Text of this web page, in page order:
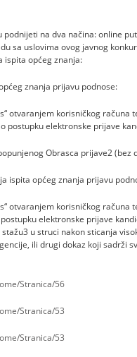
na dva načina: online
sa uslovima ovog javnog
ispita općeg znanja:
znanja prijavu podnose:
otvaranjem korisničkog računa
postupku elektronske prijave
Obrasca prijave2 (bez
ispita općeg znanja prijavu
otvaranjem korisničkog računa
elektronske prijave
u struci nakon sticanja
ili drugi dokaz koji sadrži
Stranica/56
Stranica/53
Stranica/53